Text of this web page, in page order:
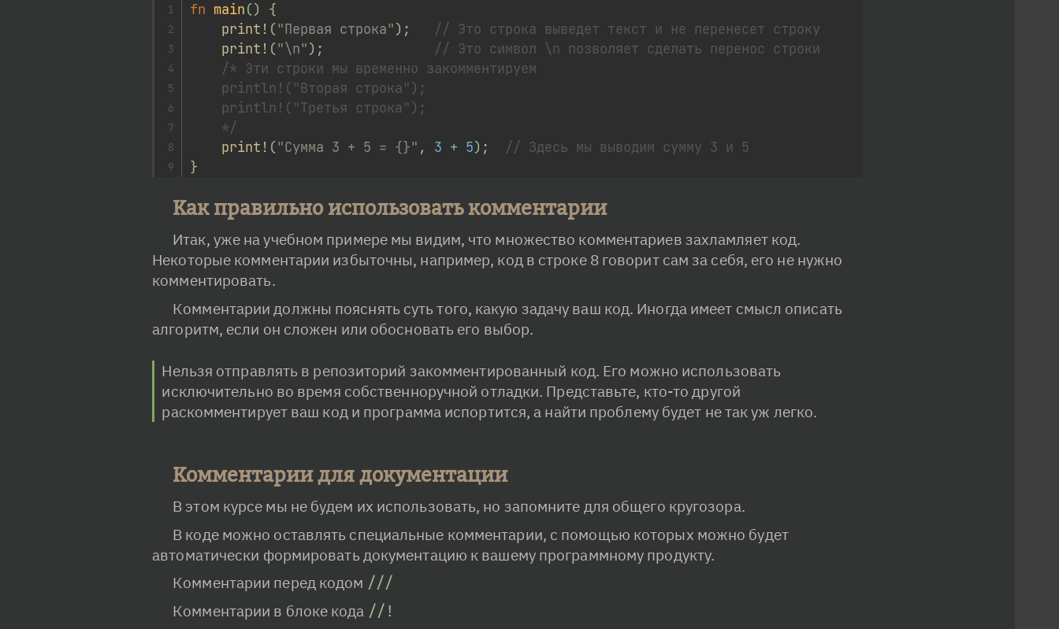
fn main()
{
print! ("Первая строка") ;
// Это строка выведет текст и не перенесет строку
print! ("\n") ;
// Это символ \n позволяет сделать перенос строки
/* Эти строки мы временно закомментируем
	*/
print! ("Сумма 3 + 5 = {}" , 3 + 5) ;
// Здесь мы выводим сумму 3 и 5
}
Как правильно использовать комментарии
Итак, уже на учебном примере мы видим, что множество комментариев захламляет код.
Некоторые комментарии избыточны, например, код в строке 8 говорит сам за себя, его не нужно
комментировать.
Комментарии должны пояснять суть того, какую задачу ваш код. Иногда имеет смысл описать
алгоритм, если он сложен или обосновать его выбор.
Нельзя отправлять в репозиторий закомментированный код. Его можно использовать
исключительно во время собственноручной отладки. Представьте, кто-то другой
раскомментирует ваш код и программа испортится, а найти проблему будет не так уж легко.
Комментарии для документации
В этом курсе мы не будем их использовать, но запомните для общего кругозора.
В коде можно оставлять специальные комментарии, с помощью которых можно будет
автоматически формировать документацию к вашему программному продукту.
Комментарии перед кодом ///
Комментарии в блоке кода //!